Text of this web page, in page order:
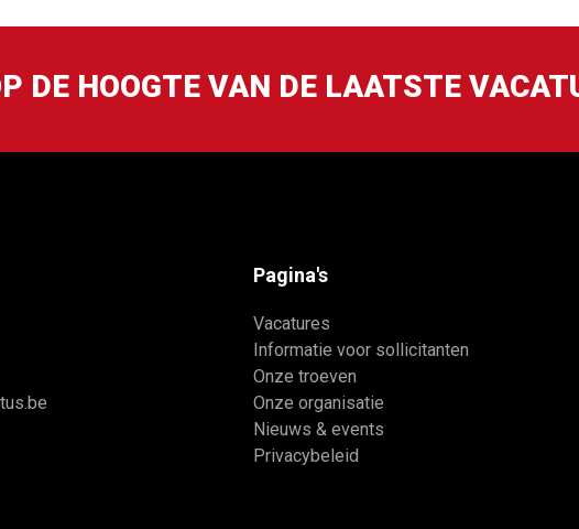
DE HOOGTE VAN DE LAATSTE
Pagina's
Vacatures
Informatie voor sollicitanten
Onze troeven
Onze organisatie
Nieuws & events
Privacybeleid